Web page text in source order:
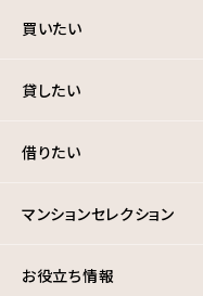
買いたい
貸したい
借りたい
マンションセレクション
お役立ち情報